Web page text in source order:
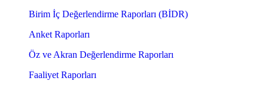
Birim İç Değerlendirme Raporları (BİDR)
Anket Raporları
Öz ve Akran Değerlendirme Raporları
Faaliyet Raporları